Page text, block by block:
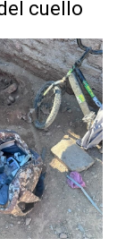
cuello